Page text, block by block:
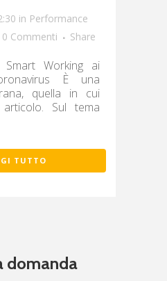
in Performance
0 Commenti Share
Smart Working ai
È una
quella in cui
Sul tema
TUTTO
domanda